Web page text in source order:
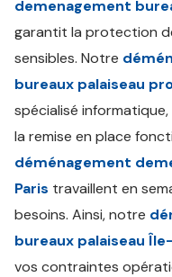
demenagement
garantit la protection
sensibles. Notre
bureaux palaiseau
spécialisé
la remise en place
déménagement
Paris travaillent en
besoins. Ainsi, notre
bureaux palaiseau
vos contraintes